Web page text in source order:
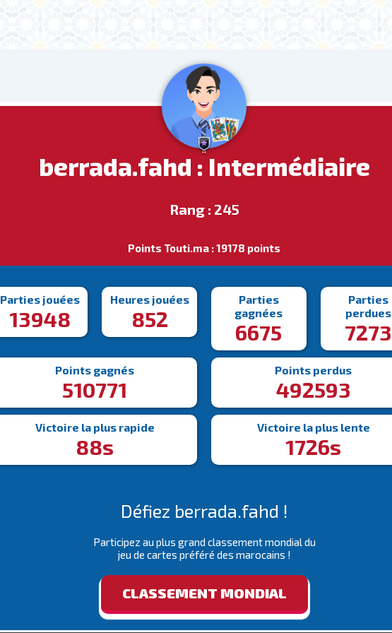
berrada.fahd : Intermédiaire
Rang : 245
Points Touti.ma : 19178 points
Parties jouées
13948
Heures jouées
852
Parties
gagnées
6675
Parties
perdues
7273
Points gagnés
510771
Points perdus
492593
Victoire la plus rapide
88s
Victoire la plus lente
1726s
Défiez berrada.fahd !
Participez au plus grand classement mondial du
jeu de cartes préféré des marocains !
CLASSEMENT MONDIAL